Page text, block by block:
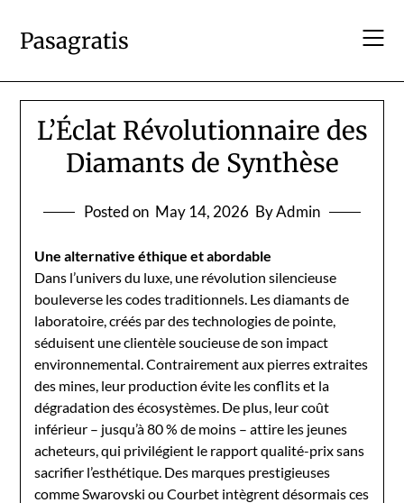
content
Pasagratis
L’Éclat Révolutionnaire des
Diamants de Synthèse
Posted on May 14, 2026 By Admin
Une alternative éthique et abordable
Dans l’univers du luxe, une révolution silencieuse
bouleverse les codes traditionnels. Les diamants de
laboratoire, créés par des technologies de pointe,
séduisent une clientèle soucieuse de son impact
environnemental. Contrairement aux pierres extraites
des mines, leur production évite les conflits et la
dégradation des écosystèmes. De plus, leur coût
inférieur – jusqu’à 80 % de moins – attire les jeunes
acheteurs, qui privilégient le rapport qualité-prix sans
sacrifier l’esthétique. Des marques prestigieuses
comme Swarovski ou Courbet intègrent désormais ces